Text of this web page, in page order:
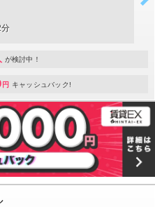
が検討中！
円 キャッシュバック!